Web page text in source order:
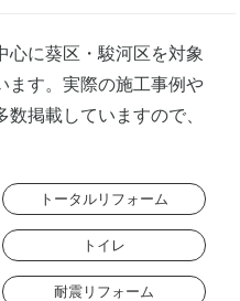
心に葵区・駿河区を対象
ます。実際の施工事例や
掲載していますので、
トータルリフォーム
トイレ
耐震リフォーム